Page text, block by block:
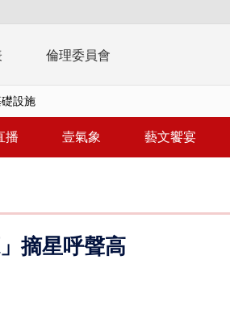
倫理委員會
遭起訴...
釀3傷
」 他真...
播 壹氣象 藝文饗宴
摘星呼聲高